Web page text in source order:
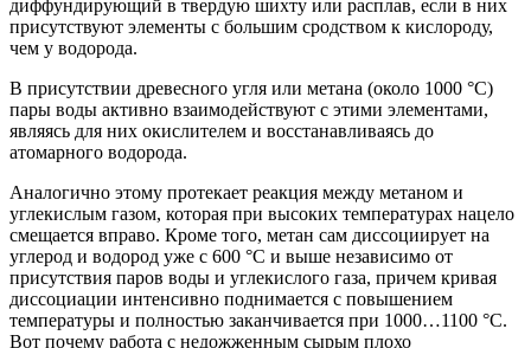
диффундирующий в твердую шихту или расплав, если в них
присутствуют элементы с большим сродством к кислороду,
чем у водорода.
В присутствии древесного угля или метана (около 1000 °С)
пары воды активно взаимодействуют с этими элементами,
являясь для них окислителем и восстанавливаясь до
атомарного водорода.
Аналогично этому протекает реакция между метаном и
углекислым газом, которая при высоких температурах нацело
смещается вправо. Кроме того, метан сам диссоциирует на
углерод и водород уже с 600 °С и выше независимо от
присутствия паров воды и углекислого газа, причем кривая
диссоциации интенсивно поднимается с повышением
температуры и полностью заканчивается при 1000…1100 °С.
Вот почему работа с недожженным сырым плохо